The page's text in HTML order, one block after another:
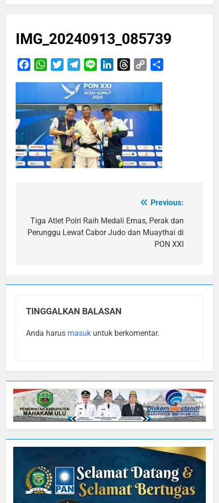
IMG_20240913_085739
FacebookWhatsApp
TwitterTelegram
Line LinkedInThreads
Copy
pos
Previous:
Tiga Atlet Polri Raih Medali Emas, Perak dan
Perunggu Lewat Cabor Judo dan Muaythai di
PON XXI
TINGGALKAN BALASAN
Anda harus masuk untuk berkomentar.